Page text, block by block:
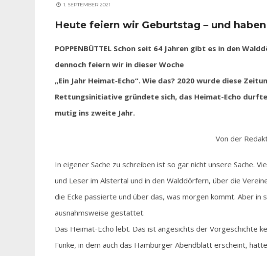
1. SEPTEMBER 2021
Heute feiern wir Geburtstag – und
POPPENBÜTTEL Schon seit 64 Jahren gibt es in den
dennoch feiern wir in dieser Woche
„Ein Jahr Heimat-Echo“. Wie das? 2020 wurde diese
Rettungsinitiative gründete sich, das Heimat-Echo
mutig ins zweite Jahr.
Von der
In eigener Sache zu schreiben ist so gar nicht unsere Sache.
und Leser im Alstertal und in den Walddörfern, über die
die Ecke passierte und über das, was morgen kommt. Aber in
ausnahmsweise gestattet.
Das Heimat-Echo lebt. Das ist angesichts der Vorgeschichte
Funke, in dem auch das Hamburger Abendblatt erscheint,